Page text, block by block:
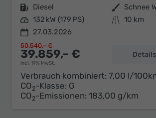
Kraftstoff Diesel Außenfarbe Schnee
Leistung 132 kW (179 PS) Kilometerstand 10 km
27.03.2026
39.859,– €
incl. 19% MwSt.
50.540,– €
Details
Verbrauch kombiniert: 7,00 l/
CO2-Klasse: G
CO2-Emissionen: 183,00 g/km